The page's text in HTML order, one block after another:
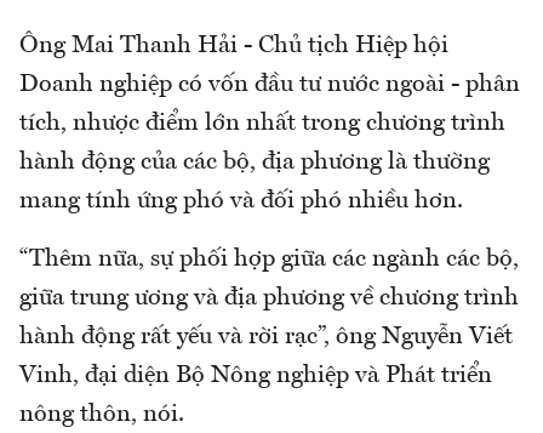
Ông Mai Thanh Hải - Chủ tịch Hiệp hội
Doanh nghiệp có vốn đầu tư nước ngoài - phân
tích, nhược điểm lớn nhất trong chương trình
hành động của các bộ, địa phương là thường
mang tính ứng phó và đối phó nhiều hơn.
“Thêm nữa, sự phối hợp giữa các ngành các bộ,
giữa trung ương và địa phương về chương trình
hành động rất yếu và rời rạc”, ông Nguyễn Viết
Vinh, đại diện Bộ Nông nghiệp và Phát triển
nông thôn, nói.